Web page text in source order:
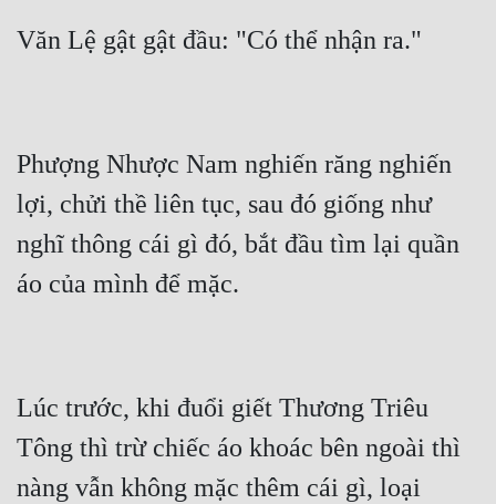
Phượng Nhược Nam nghiến răng nghiến
lợi, chửi thề liên tục, sau đó giống như
nghĩ thông cái gì đó, bắt đầu tìm lại quần
Lúc trước, khi đuổi giết Thương Triêu
Tông thì trừ chiếc áo khoác bên ngoài thì
nàng vẫn không mặc thêm cái gì, loại